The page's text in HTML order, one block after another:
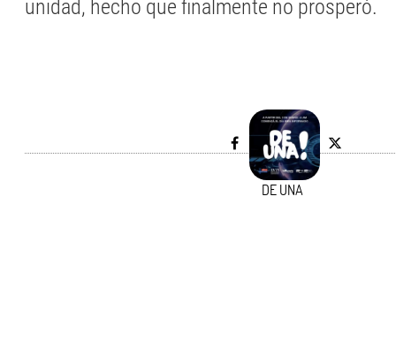
unidad, hecho que finalmente no prosperó.
DE UNA